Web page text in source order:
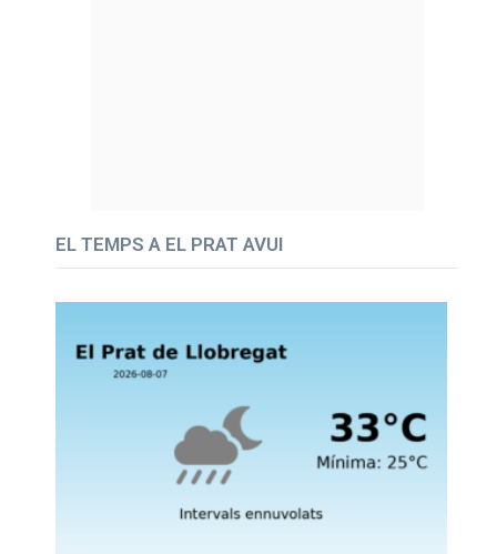
EL TEMPS A EL PRAT AVUI